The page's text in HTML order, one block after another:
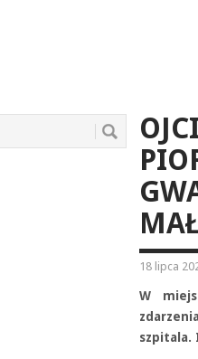
18 lipca
W
szpitala.